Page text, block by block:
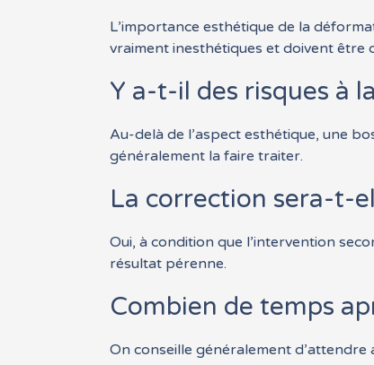
L’importance esthétique de la
vraiment inesthétiques et doivent être
Y a-t-il des risques à
Au-delà de l’aspect esthétique, une
généralement la faire traiter.
La correction sera-t-
Oui, à condition que l’intervention
résultat pérenne.
Combien de temps
On conseille généralement